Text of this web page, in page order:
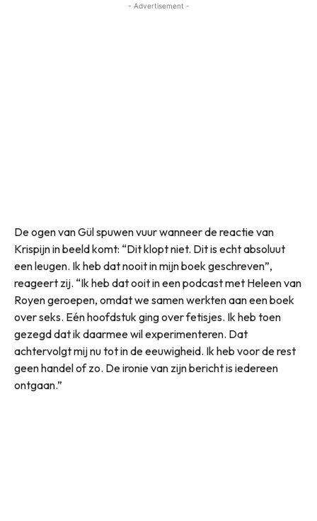
- Advertisement -
De ogen van Gül spuwen vuur wanneer de reactie van
Krispijn in beeld komt: “Dit klopt niet. Dit is echt absoluut
een leugen. Ik heb dat nooit in mijn boek geschreven”,
reageert zij. “Ik heb dat ooit in een podcast met Heleen van
Royen geroepen, omdat we samen werkten aan een boek
over seks. Eén hoofdstuk ging over fetisjes. Ik heb toen
gezegd dat ik daarmee wil experimenteren. Dat
achtervolgt mij nu tot in de eeuwigheid. Ik heb voor de rest
geen handel of zo. De ironie van zijn bericht is iedereen
ontgaan.”